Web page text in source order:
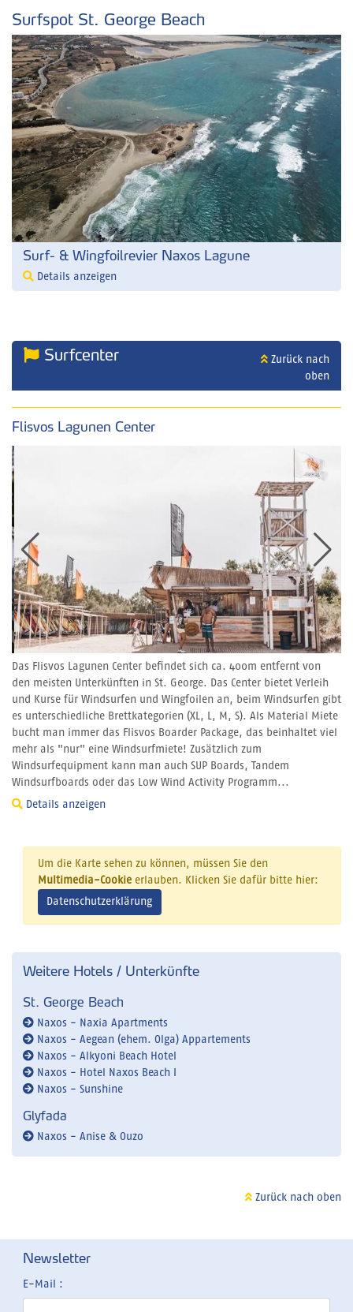
Surfspot St. George Beach
Surf- & Wingfoilrevier Naxos Lagune
Details anzeigen
Surfcenter
Zurück nach
oben
Flisvos Lagunen Center
Das Flisvos Lagunen Center befindet sich ca. 400m entfernt von
den meisten Unterkünften in St. George. Das Center bietet Verleih
und Kurse für Windsurfen und Wingfoilen an, beim Windsurfen gibt
es unterschiedliche Brettkategorien (XL, L, M, S). Als Material Miete
bucht man immer das Flisvos Boarder Package, das beinhaltet viel
mehr als "nur" eine Windsurfmiete! Zusätzlich zum
Windsurfequipment kann man auch SUP Boards, Tandem
Windsurfboards oder das Low Wind Activity Programm...
Details anzeigen
Um die Karte sehen zu können, müssen Sie den
Multimedia-Cookieerlauben. Klicken Sie dafür bitte hier:
Datenschutzerklärung
Weitere Hotels / Unterkünfte
St. George Beach
Naxos - Naxia Apartments
Naxos - Aegean (ehem. Olga) Appartements
Naxos - Alkyoni Beach Hotel
Naxos - Hotel Naxos Beach I
Naxos - Sunshine
Glyfada
Naxos - Anise & Ouzo
Zurück nach oben
Newsletter
E-Mail :